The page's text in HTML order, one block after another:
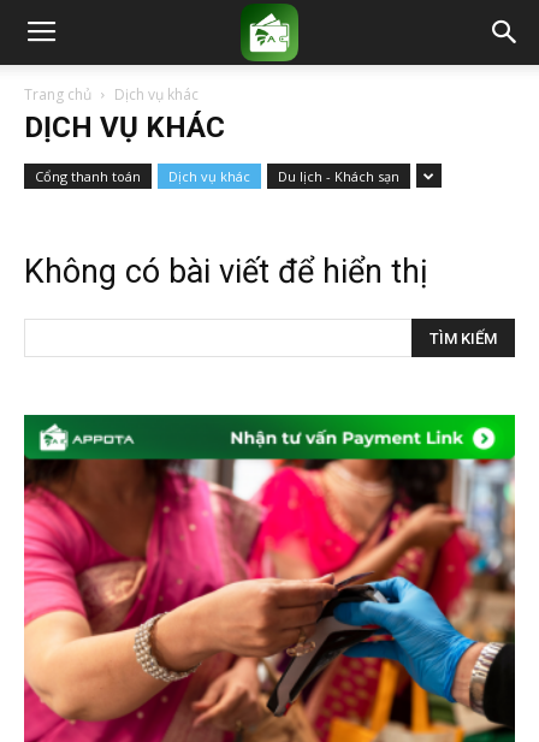
Trang chủ Dịch vụ khác
DỊCH VỤ KHÁC
Cổng thanh toán Dịch vụ khác Du lịch - Khách sạn
Không có bài viết để hiển thị